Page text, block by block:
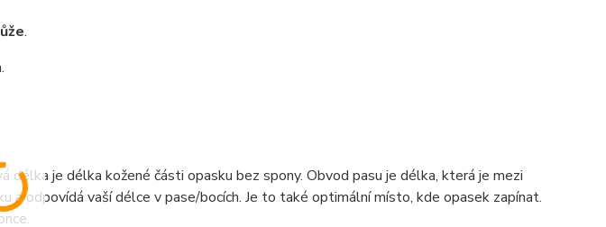
.
délka je délka kožené části opasku bez spony. Obvod pasu je délka, která je mezi
a odpovídá vaší délce v pase/bocích. Je to také optimální místo, kde opasek zapínat.